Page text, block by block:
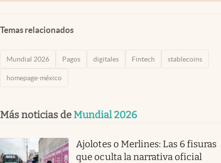
Temas relacionados
Mundial 2026 Pagos digitales Fintech stablecoins
homepage-méxico
Más noticias de Mundial 2026
Ajolotes o Merlines: Las 6 fisuras
que oculta la narrativa oficial